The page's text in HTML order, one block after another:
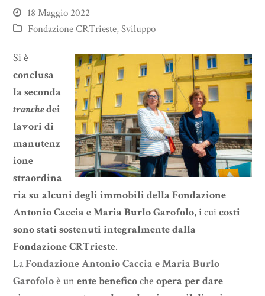
18 Maggio 2022
Fondazione CRTrieste,Sviluppo
Si è
conclusa
la seconda
tranchedei
lavori di
manutenz
ione
straordina
ria su alcuni degli immobili della Fondazione
Antonio Caccia e Maria Burlo Garofolo, i cuicosti
sono stati sostenuti integralmente dalla
Fondazione CRTrieste.
LaFondazione Antonio Caccia e Maria Burlo
Garofoloè unente beneficocheopera per dare